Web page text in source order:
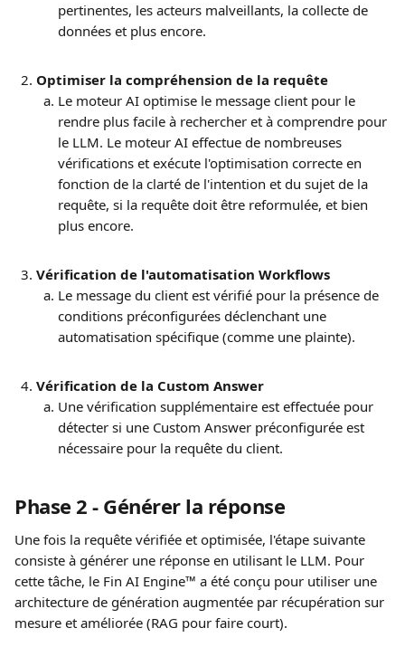
pertinentes, les acteurs malveillants, la collecte de
données et plus encore.
Optimiser la compréhension de la requête
Le moteur AI optimise le message client pour le
rendre plus facile à rechercher et à comprendre pour
le LLM. Le moteur AI effectue de nombreuses
vérifications et exécute l'optimisation correcte en
fonction de la clarté de l'intention et du sujet de la
requête, si la requête doit être reformulée, et bien
plus encore.
Vérification de l'automatisation Workflows
Le message du client est vérifié pour la présence de
conditions préconfigurées déclenchant une
automatisation spécifique (comme une plainte).
Vérification de la Custom Answer
Une vérification supplémentaire est effectuée pour
détecter si une Custom Answer préconfigurée est
nécessaire pour la requête du client.
Phase 2 - Générer la réponse
Une fois la requête vérifiée et optimisée, l'étape suivante
consiste à générer une réponse en utilisant le LLM. Pour
cette tâche, le Fin AI Engine™ a été conçu pour utiliser une
architecture de génération augmentée par récupération sur
mesure et améliorée (RAG pour faire court).